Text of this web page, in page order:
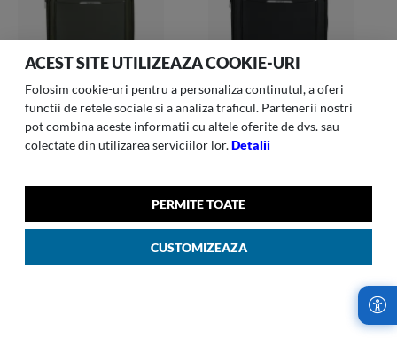
ACEST SITE UTILIZEAZA COOKIE-URI
Folosim cookie-uri pentru a personaliza continutul, a oferi
functii de retele sociale si a analiza traficul. Partenerii nostri
pot combina aceste informatii cu altele oferite de dvs. sau
colectate din utilizarea serviciilor lor.Detalii
PERMITE TOATE
CUSTOMIZEAZA
1.769 LEI
1.559